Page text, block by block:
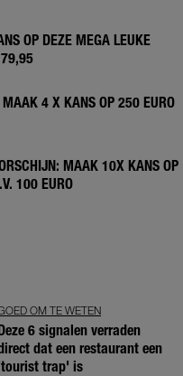
OP DEZE MEGA LEUKE
79,95
MAAK 4 X KANS OP 250 EURO
MAAK 10X KANS OP
100 EURO
OM TE WETEN
6 signalen verraden
dat een restaurant een
trap' is